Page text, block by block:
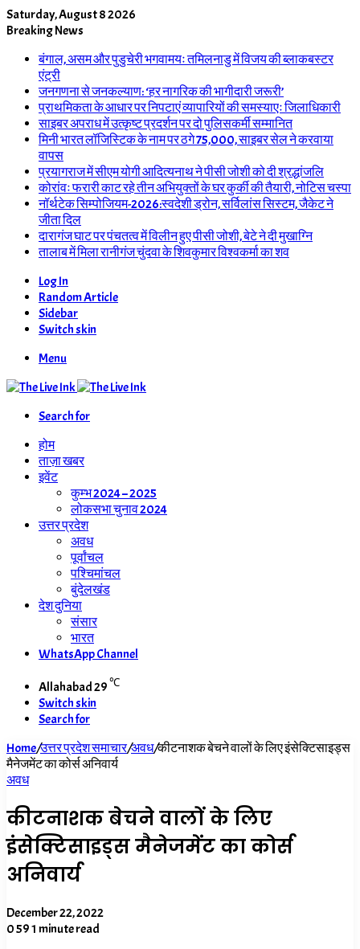
Saturday, August 8 2026
Breaking News
बंगाल, असम और पुडुचेरी भगवामयः तमिलनाडु में विजय की ब्लाकबस्टर
एंट्री
जनगणना से जनकल्याण: ‘हर नागरिक की भागीदारी जरूरी’
प्राथमिकता के आधार पर निपटाएं व्यापारियों की समस्याएः जिलाधिकारी
साइबर अपराध में उत्कृष्ट प्रदर्शन पर दो पुलिसकर्मी सम्मानित
मिनी भारत लॉजिस्टिक के नाम पर ठगे 75,000, साइबर सेल ने करवाया
वापस
प्रयागराज में सीएम योगी आदित्यनाथ ने पीसी जोशी को दी श्रद्धांजलि
कोरांवः फरारी काट रहे तीन अभियुक्तों के घर कुर्की की तैयारी, नोटिस चस्पा
नॉर्थटेक सिम्पोजियम-2026:स्वदेशी ड्रोन, सर्विलांस सिस्टम, जैकेट ने
जीता दिल
दारागंज घाट पर पंचतत्व में विलीन हुए पीसी जोशी, बेटे ने दी मुखाग्नि
तालाब में मिला रानीगंज चुंदवा के शिवकुमार विश्वकर्मा का शव
Log In
Random Article
Sidebar
Switch skin
Menu
Search for
होम
ताज़ा खबर
इवेंट
कुम्भ 2024 – 2025
लोकसभा चुनाव 2024
उत्तर प्रदेश
अवध
पूर्वांचल
पश्चिमांचल
बुंदेलखंड
देश दुनिया
संसार
भारत
WhatsApp Channel
Allahabad29℃
Switch skin
Search for
Home/उत्तर प्रदेश समाचार/अवध/कीटनाशक बेचने वालों के लिए इंसेक्टिसाइड्स
मैनेजमेंट का कोर्स अनिवार्य
अवध
कीटनाशक बेचने वालों के लिए
इंसेक्टिसाइड्स मैनेजमेंट का कोर्स
अनिवार्य
December 22, 2022
0591 minute read